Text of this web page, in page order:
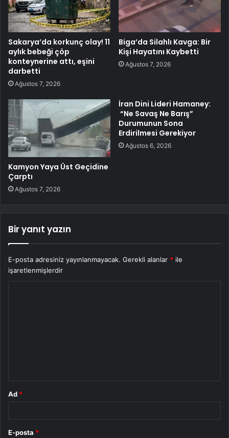
Sakarya’da korkunç olay! 11
aylık bebeği çöp
konteynerine attı, eşini
darbetti
Ağustos 7, 2026
Biga’da Silahlı Kavga: Bir
Kişi Hayatını Kaybetti
Ağustos 7, 2026
Kamyon Yaya Üst Geçidine
Çarptı
Ağustos 7, 2026
İran Dini Lideri Hamaney:
“Ne Savaş Ne Barış”
Durumunun Sona
Erdirilmesi Gerekiyor
Ağustos 6, 2026
Bir yanıt yazın
E-posta adresiniz yayınlanmayacak. Gerekli alanlar * ile
işaretlenmişlerdir
Ad *
E-posta *